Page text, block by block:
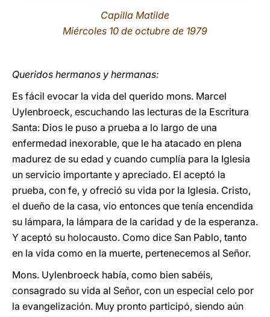
Capilla Matilde
Miércoles 10 de octubre de 1979
Queridos hermanos y hermanas:
Es fácil evocar la vida del querido mons. Marcel
Uylenbroeck, escuchando las lecturas de la Escritura
Santa: Dios le puso a prueba a lo largo de una
enfermedad inexorable, que le ha atacado en plena
madurez de su edad y cuando cumplía para la Iglesia
un servicio importante y apreciado. El aceptó la
prueba, con fe, y ofreció su vida por la Iglesia. Cristo,
el dueño de la casa, vio entonces que tenía encendida
su lámpara, la lámpara de la caridad y de la esperanza.
Y aceptó su holocausto. Como dice San Pablo, tanto
en la vida como en la muerte, pertenecemos al Señor.
Mons. Uylenbroeck había, como bien sabéis,
consagrado su vida al Señor, con un especial celo por
la evangelización. Muy pronto participó, siendo aún